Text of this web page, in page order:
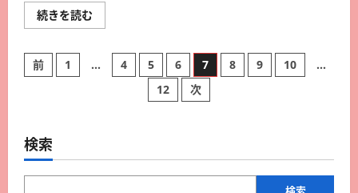
続きを読む
前 1 … 4 5 6 7 8 9 10
…
12
次
検索